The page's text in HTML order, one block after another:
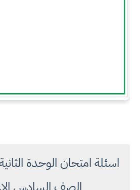
اسئلة امتحان الوحدة الثانية